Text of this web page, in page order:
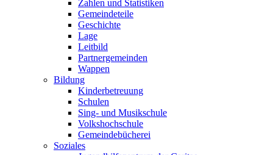
Zahlen und Statistiken
Gemeindeteile
Geschichte
Lage
Leitbild
Partnergemeinden
Wappen
Bildung
Kinderbetreuung
Schulen
Sing- und Musikschule
Volkshochschule
Gemeindebücherei
Soziales